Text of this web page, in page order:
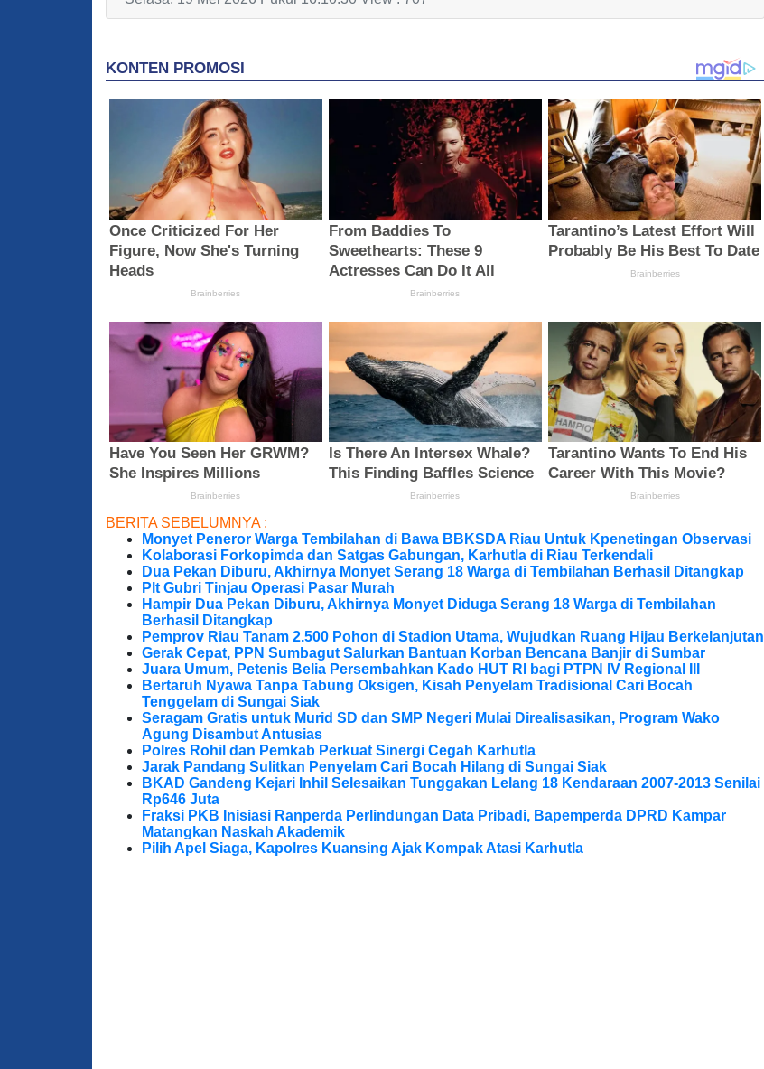
BERITA SEBELUMNYA :
Monyet Peneror Warga Tembilahan di Bawa BBKSDA Riau Untuk Kpenetingan Observasi
Kolaborasi Forkopimda dan Satgas Gabungan, Karhutla di Riau Terkendali
Dua Pekan Diburu, Akhirnya Monyet Serang 18 Warga di Tembilahan Berhasil Ditangkap
Plt Gubri Tinjau Operasi Pasar Murah
Hampir Dua Pekan Diburu, Akhirnya Monyet Diduga Serang 18 Warga di Tembilahan
Berhasil Ditangkap
Pemprov Riau Tanam 2.500 Pohon di Stadion Utama, Wujudkan Ruang Hijau Berkelanjutan
Gerak Cepat, PPN Sumbagut Salurkan Bantuan Korban Bencana Banjir di Sumbar
Juara Umum, Petenis Belia Persembahkan Kado HUT RI bagi PTPN IV Regional III
Bertaruh Nyawa Tanpa Tabung Oksigen, Kisah Penyelam Tradisional Cari Bocah
Tenggelam di Sungai Siak
Seragam Gratis untuk Murid SD dan SMP Negeri Mulai Direalisasikan, Program Wako
Agung Disambut Antusias
Polres Rohil dan Pemkab Perkuat Sinergi Cegah Karhutla
Jarak Pandang Sulitkan Penyelam Cari Bocah Hilang di Sungai Siak
BKAD Gandeng Kejari Inhil Selesaikan Tunggakan Lelang 18 Kendaraan 2007-2013 Senilai
Rp646 Juta
Fraksi PKB Inisiasi Ranperda Perlindungan Data Pribadi, Bapemperda DPRD Kampar
Matangkan Naskah Akademik
Pilih Apel Siaga, Kapolres Kuansing Ajak Kompak Atasi Karhutla